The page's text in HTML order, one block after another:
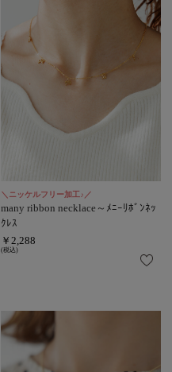
＼ニッケルフリー加工♪／
many ribbon necklace～ﾒﾆｰﾘﾎﾞﾝﾈｯ
ｸﾚｽ
￥2,288
(税込)